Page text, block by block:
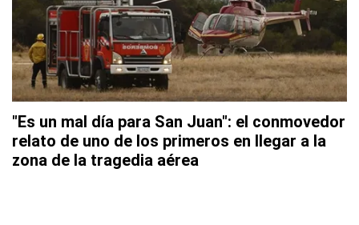
"Es un mal día para San Juan": el conmovedor
relato de uno de los primeros en llegar a la
zona de la tragedia aérea